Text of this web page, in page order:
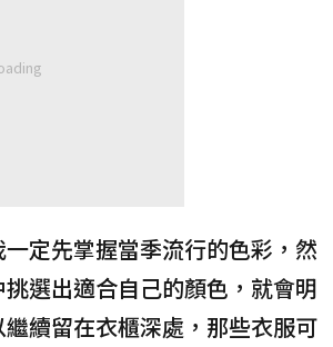
定先掌握當季流行的色彩，然
選出適合自己的顏色，就會明
續留在衣櫃深處，那些衣服可